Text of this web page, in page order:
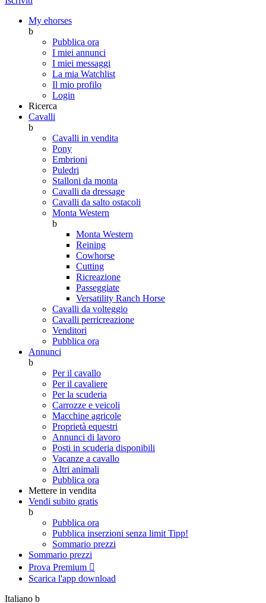
My ehorses
b
Pubblica ora
I miei annunci
I miei messaggi
La mia Watchlist
Il mio profilo
Login
Ricerca
Cavalli
b
Cavalli in vendita
Pony
Embrioni
Puledri
Stalloni da monta
Cavalli da dressage
Cavalli da salto ostacoli
Monta Western
b
Monta Western
Reining
Cowhorse
Cutting
Ricreazione
Passeggiate
Versatility Ranch Horse
Cavalli da volteggio
Cavalli perricreazione
Venditori
Pubblica ora
Annunci
b
Per il cavallo
Per il cavaliere
Per la scuderia
Carrozze e veicoli
Macchine agricole
Proprietà equestri
Annunci di lavoro
Posti in scuderia disponibili
Vacanze a cavallo
Altri animali
Pubblica ora
Mettere in vendita
Vendi subito gratis
b
Pubblica ora
Pubblica inserzioni senza limit Tipp!
Sommario prezzi
Sommario prezzi
Prova Premium 
Scarica l'app download
Italiano b